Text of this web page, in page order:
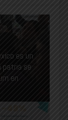
es un
patria se
en